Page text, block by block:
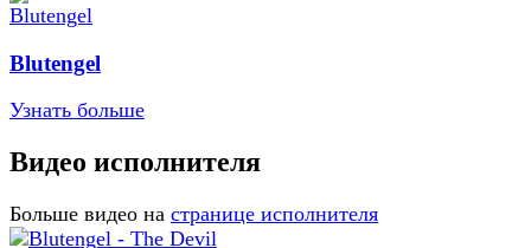
Blutengel
Узнать больше
Видео исполнителя
Больше видео на странице исполнителя